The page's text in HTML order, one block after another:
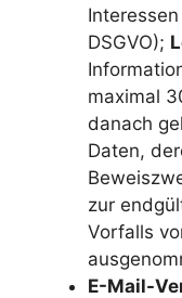
DSGVO);
maximal
danach
Daten,
zur
Vorfalls
E-Mail-